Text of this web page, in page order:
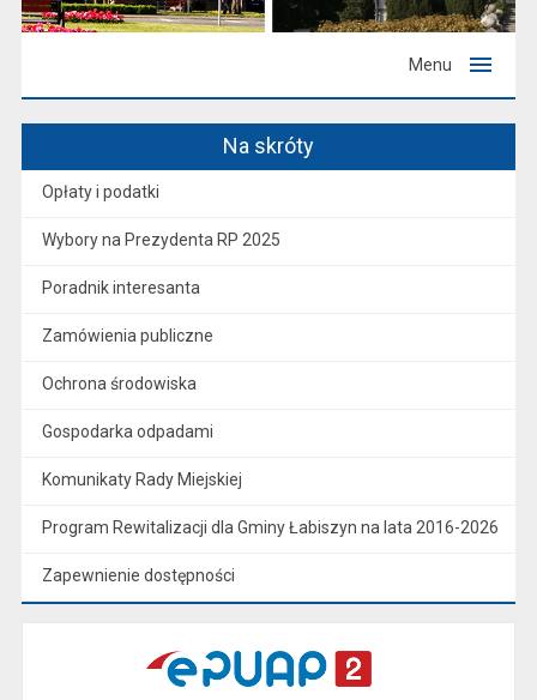
Menu
Na skróty
Opłaty i podatki
Wybory na Prezydenta RP 2025
Poradnik interesanta
Zamówienia publiczne
Ochrona środowiska
Gospodarka odpadami
Komunikaty Rady Miejskiej
Program Rewitalizacji dla Gminy Łabiszyn na lata 2016-2026
Zapewnienie dostępności